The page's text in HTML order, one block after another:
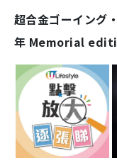
超合金ゴーイング
年 Memorial